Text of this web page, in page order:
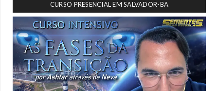
CURSO PRESENCIAL EM SALVADOR-BA